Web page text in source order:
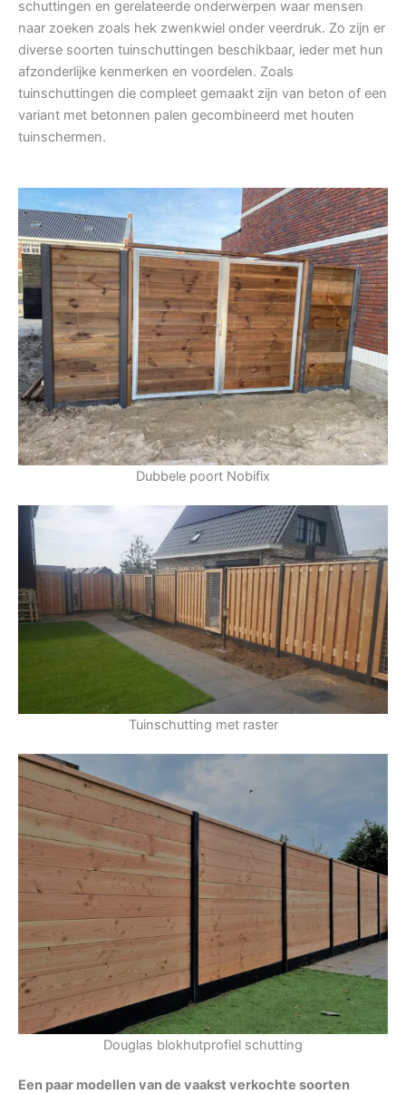
schuttingen en gerelateerde onderwerpen waar mensen
naar zoeken zoals hek zwenkwiel onder veerdruk. Zo zijn er
diverse soorten tuinschuttingen beschikbaar, ieder met hun
afzonderlijke kenmerken en voordelen. Zoals
tuinschuttingen die compleet gemaakt zijn van beton of een
variant met betonnen palen gecombineerd met houten
tuinschermen.
Dubbele poort Nobifix
Tuinschutting met raster
Douglas blokhutprofiel schutting
Een paar modellen van de vaakst verkochte soorten